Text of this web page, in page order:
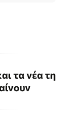
τα νέα τη